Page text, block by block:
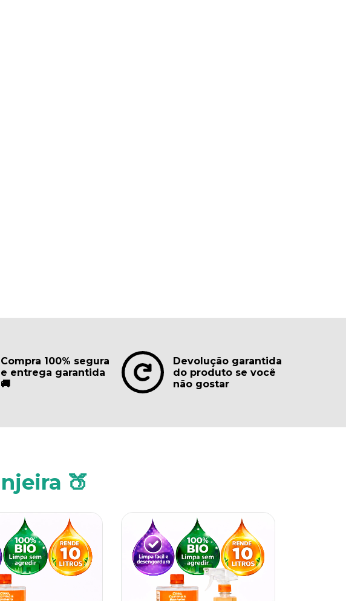
Compra 100% segura
e entrega garantida
🚚
Devolução garantida
do produto se você
não gostar
🍑